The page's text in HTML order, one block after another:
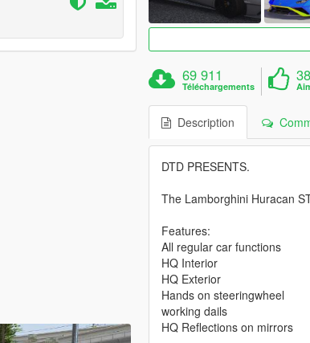
69 911
Téléchargements
Description
DTD PRESENTS.
The Lamborghini Huracan
Features:
All regular car functions
HQ Interior
HQ Exterior
Hands on steeringwheel
working dails
HQ Reflections on mirrors